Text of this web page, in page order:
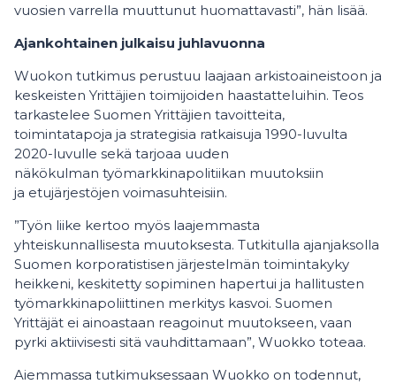
vuosien varrella muuttunut huomattavasti”, hän lisää.
Ajankohtainen julkaisu juhlavuonna
Wuokon tutkimus perustuu laajaan arkistoaineistoon ja
keskeisten Yrittäjien toimijoiden haastatteluihin. Teos
tarkastelee Suomen Yrittäjien tavoitteita,
toimintatapoja ja strategisia ratkaisuja 1990-luvulta
2020-luvulle sekä tarjoaa uuden
näkökulman työmarkkinapolitiikan muutoksiin
ja etujärjestöjen voimasuhteisiin.
”Työn liike kertoo myös laajemmasta
yhteiskunnallisesta muutoksesta. Tutkitulla ajanjaksolla
Suomen korporatistisen järjestelmän toimintakyky
heikkeni, keskitetty sopiminen hapertui ja hallitusten
työmarkkinapoliittinen merkitys kasvoi. Suomen
Yrittäjät ei ainoastaan reagoinut muutokseen, vaan
pyrki aktiivisesti sitä vauhdittamaan”, Wuokko toteaa.
Aiemmassa tutkimuksessaan Wuokko on todennut,